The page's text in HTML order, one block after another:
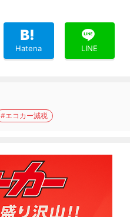
Hatena LINE
#エコカー減税